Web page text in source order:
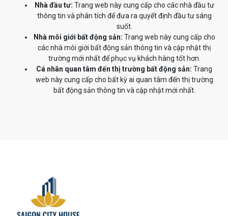
Nhà đầu tư: Trang web này cung cấp cho các nhà đầu tư
thông tin và phân tích để đưa ra quyết định đầu tư sáng
suốt.
Nhà môi giới bất động sản: Trang web này cung cấp cho
các nhà môi giới bất động sản thông tin và cập nhật thị
trường mới nhất để phục vụ khách hàng tốt hơn.
Cá nhân quan tâm đến thị trường bất động sản: Trang
web này cung cấp cho bất kỳ ai quan tâm đến thị trường
bất động sản thông tin và cập nhật mới nhất.